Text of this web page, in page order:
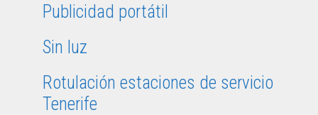
Publicidad portátil
Sin luz
Rotulación estaciones de servicio
Tenerife